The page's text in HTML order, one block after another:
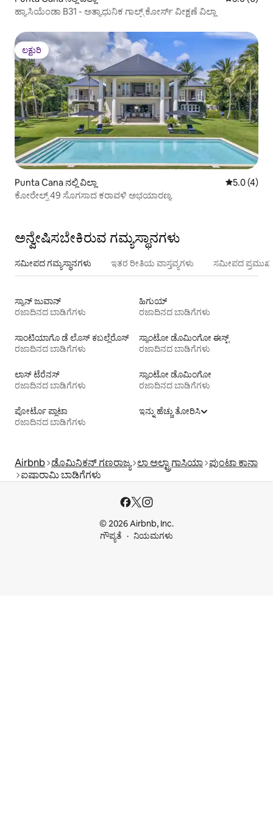
ಹ್ಯಾಸಿಯೆಂಡಾ B31 - ಅತ್ಯಾಧುನಿಕ ಗಾಲ್ಫ್ ಕೋರ್ಸ್ ವೀಕ್ಷಣೆ ವಿಲ್ಲಾ
ಲಕ್ಷುರಿ
ಲಕ್ಷುರಿ
Punta Cana ನಲ್ಲಿ ವಿಲ್ಲಾ 5 ರಲ್ಲಿ 5.0
5.0 (4)
ಕೋರೇಲ್ಸ್ 49 ಸೊಗಸಾದ ಕರಾವಳಿ ಅಭಯಾರಣ್ಯ
ಅನ್ವೇಷಿಸಬೇಕಿರುವ ಗಮ್ಯಸ್ಥಾನಗಳು
ಸಮೀಪದ ಗಮ್ಯಸ್ಥಾನಗಳು ಇತರ ರೀತಿಯ ವಾಸ್ತವ್ಯಗಳು ಸಮೀಪದ ಪ್ರಮುಖ
ಸ್ಯಾನ್ ಜುವಾನ್
ರಜಾದಿನದ ಬಾಡಿಗೆಗಳು
ಹಿಗುಯ್
ರಜಾದಿನದ ಬಾಡಿಗೆಗಳು
ಸಾಂಟಿಯಾಗೊ ಡೆ ಲೊಸ್‌ ಕಬಲ್ಲೆರೊಸ್
ರಜಾದಿನದ ಬಾಡಿಗೆಗಳು
ಸ್ಯಾಂಟೋ ಡೊಮಿಂಗೋ ಈಸ್ಟ್
ರಜಾದಿನದ ಬಾಡಿಗೆಗಳು
ಲಾಸ್ ಟೆರೆನಸ್
ರಜಾದಿನದ ಬಾಡಿಗೆಗಳು
ಸ್ಯಾಂಟೋ ಡೊಮಿಂಗೋ
ರಜಾದಿನದ ಬಾಡಿಗೆಗಳು
ಪೋರ್ಟೊ ಪ್ಲಾಟಾ
ರಜಾದಿನದ ಬಾಡಿಗೆಗಳು
ಇನ್ನು ಹೆಚ್ಚು ತೋರಿಸಿ
Airbnb ಡೊಮಿನಿಕನ್ ಗಣರಾಜ್ಯ ಲಾ ಅಲ್ಟ್ರಾಗಾಸಿಯಾ ಪುಂಟಾ ಕಾನಾ
ಐಷಾರಾಮಿ ಬಾಡಿಗೆಗಳು
© 2026 Airbnb, Inc.
ಗೌಪ್ಯತೆ
ನಿಯಮಗಳು